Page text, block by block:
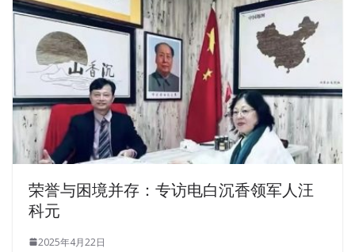
荣誉与困境并存：专访电白沉香领军人汪
科元
2025年4月22日